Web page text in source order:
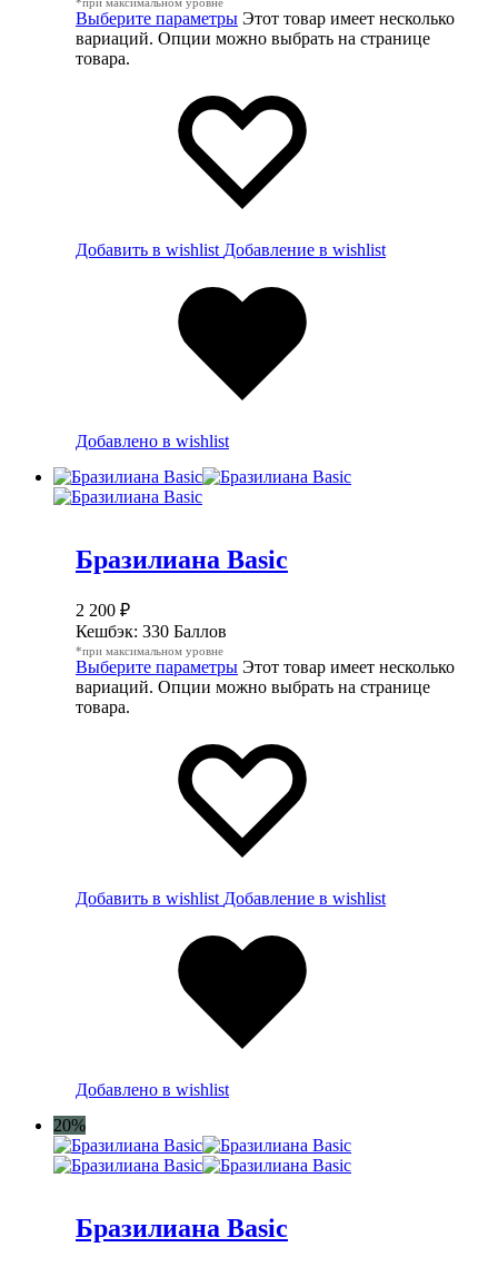
Выберите параметры Этот товар имеет несколько
вариаций. Опции можно выбрать на странице
товара.
Добавить в wishlist Добавление в wishlist
Добавлено в wishlist
Бразилиана Basic
2 200 ₽
Кешбэк: 330 Баллов
*при максимальном уровне
Выберите параметры Этот товар имеет несколько
вариаций. Опции можно выбрать на странице
товара.
Добавить в wishlist Добавление в wishlist
Добавлено в wishlist
20%
Бразилиана Basic